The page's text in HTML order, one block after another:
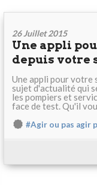
26 Juillet 2015
Une appli
depuis votre
Une appli pour votre
sujet d'actualité qui
les pompiers et
face de test. Qu'il
#Agir ou pas agir